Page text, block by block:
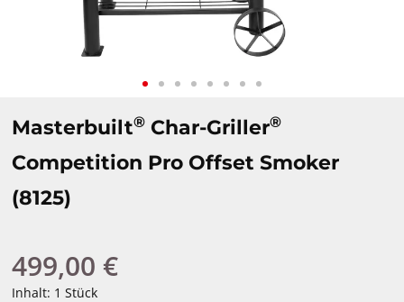
Masterbuilt® Char-Griller®
Competition Pro Offset Smoker
(8125)
Regulärer Preis:
499,00 €
Inhalt: 1 Stück